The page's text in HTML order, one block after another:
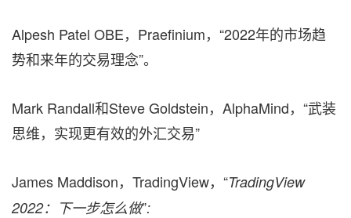
Alpesh Patel OBE，Praefinium，“2022年的市场趋
势和来年的交易理念”。
Mark Randall和Steve Goldstein，AlphaMind，“武装
思维，实现更有效的外汇交易”
James Maddison，TradingView，“TradingView
2022：下一步怎么做”: